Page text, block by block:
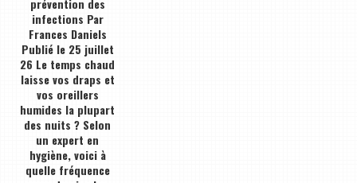
prévention des
infections Par
Frances Daniels
Publié le 25 juillet
26 Le temps chaud
laisse vos draps et
vos oreillers
humides la plupart
des nuits ? Selon
un expert en
hygiène, voici à
quelle fréquence